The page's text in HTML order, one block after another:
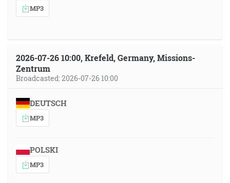
MP3
2026-07-26 10:00, Krefeld, Germany, Missions-
Zentrum
Broadcasted: 2026-07-26 10:00
DEUTSCH
MP3
POLSKI
MP3